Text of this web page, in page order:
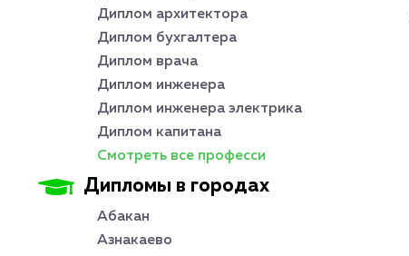
Диплом архитектора
Диплом бухгалтера
Диплом врача
Диплом инженера
Диплом инженера электрика
Диплом капитана
Смотреть все професси
Дипломы в городах
Абакан
Азнакаево